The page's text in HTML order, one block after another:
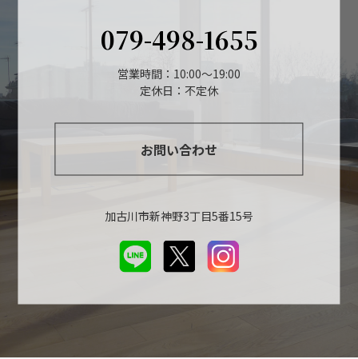
079-498-1655
営業時間：10:00～19:00
定休日：不定休
お問い合わせ
加古川市新神野3丁目5番15号